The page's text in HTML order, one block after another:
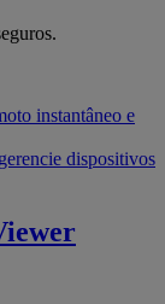
instantâneo e
dispositivos